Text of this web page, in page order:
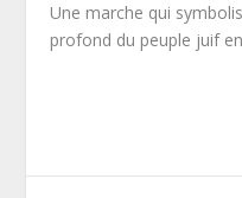
Une marche qui
profond du peuple juif